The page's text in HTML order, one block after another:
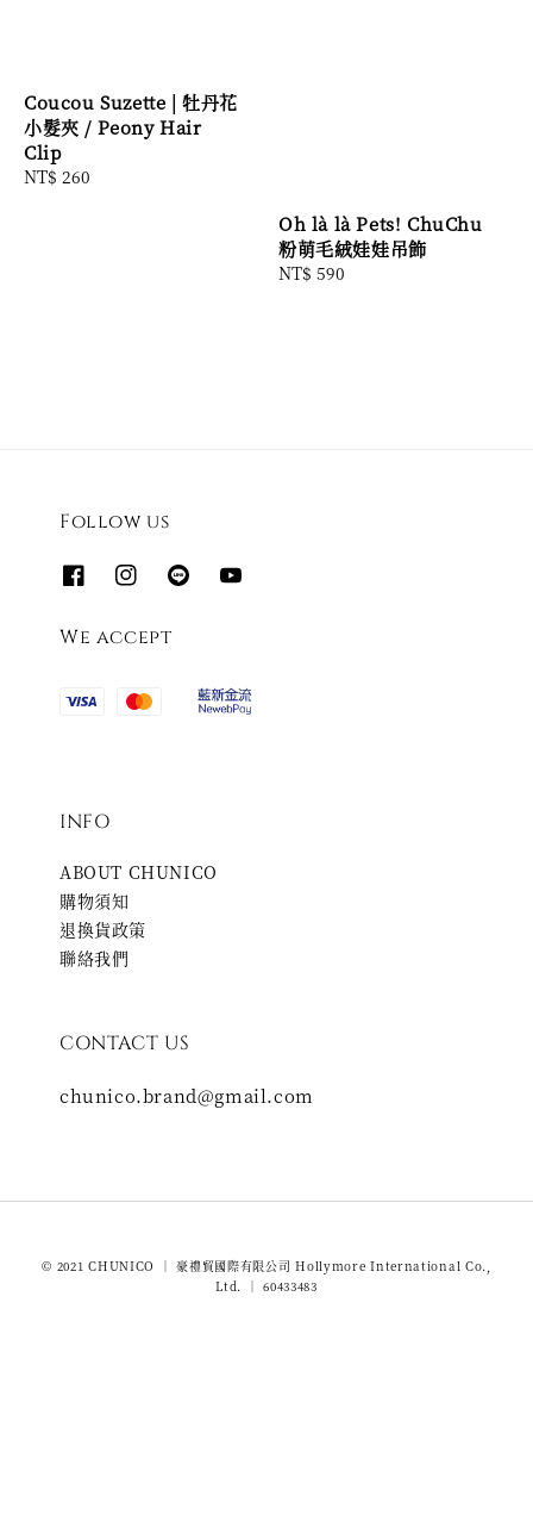
Coucou Suzette | 牡丹花
小髮夾 / Peony Hair
Clip
Regular
NT$ 260
Oh là là Pets! ChuChu
粉萌毛絨娃娃吊飾
Regular
NT$ 590
Follow us
We accept
INFO
ABOUT CHUNICO
購物須知
退換貨政策
聯絡我們
CONTACT US
chunico.brand@gmail.com
© 2021 CHUNICO ｜ 豪禮貿國際有限公司 Hollymore International Co.,
Ltd. ｜ 60433483